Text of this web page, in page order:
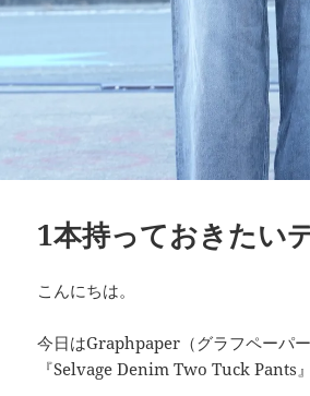
1本持っておきたい
こんにちは。
今日はGraphpaper（グラフペーパー
『Selvage Denim Two Tuck Pants